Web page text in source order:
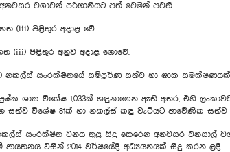
වගාවන් පරිහානියට පත් වෙමින් පවතී.
(iii) පිළිතුර අදාළ වේ.
(iii) පිළිතුර අනුව අදාළ නොවේ.
නකල්ස් සංරක්ෂිතයේ සම්පූර්ණ සත්ව හා ශාක සමීක්ෂණයක්
ශාක විශේෂ 1,033ක් හඳුනාගෙන ‍ඇති අතර, එහි
සත්ව විශේෂ 81ක් හා නකල්ස් කඳු වැටියට ආවේණික සත්ව
සංරක්ෂිත වනය තුළ සිදු කෙරෙන අනවසර එනසාල්
ආයතනය විසින් 2014 වර්ෂයේදී අධ්‍යයනයක් සිදු කරන ලදී.